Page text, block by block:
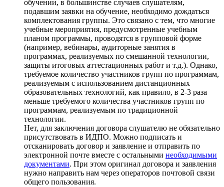
обучении, в большинстве случаев слушателям,
подавшим заявки на обучение, необходимо дождаться
комплектования группы. Это связано с тем, что многие
учебные мероприятия, предусмотренные учебным
планом программы, проводятся в групповой форме
(например, вебинары, аудиторные занятия в
программах, реализуемых по смешанной технологии,
защиты итоговых аттестационных работ и т.д.). Однако,
требуемое количество участников групп по программам,
реализуемым с использованием дистанционных
образовательных технологий, как правило, в 2-3 раза
меньше требуемого количества участников групп по
программам, реализуемым по традиционной
технологии.
Нет, для заключения договора слушателю не обязательно
присутствовать в ИДПО. Можно подписать и
отсканировать договор и заявление и отправить по
электронной почте вместе с остальными необходимыми
документами. При этом оригинал договора и заявления
нужно направить нам через операторов почтовой связи
общего пользования.